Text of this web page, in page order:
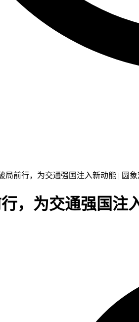
局前行，为交通强国注入新动能 | 圆
，为交通强国注